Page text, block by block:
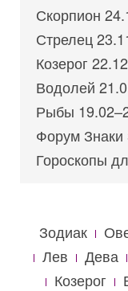
Скорпион
Стрелец
Козерог
Водолей
Рыбы
Форум Знаки
Гороскопы
Зодиак
Лев
Дева
Козерог